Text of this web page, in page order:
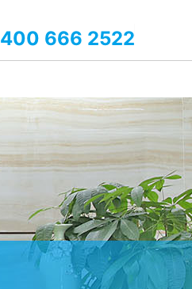
400 666 2522